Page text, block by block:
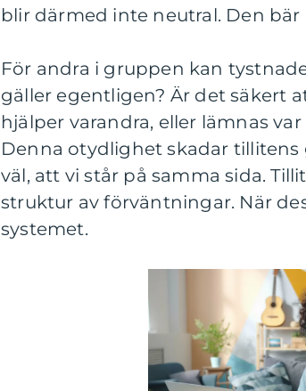
blir därmed inte neutral. Den
För andra i gruppen kan
gäller egentligen? Är det säkert
hjälper varandra, eller lämnas
Denna otydlighet skadar
väl, att vi står på samma sida.
struktur av förväntningar. När
systemet.